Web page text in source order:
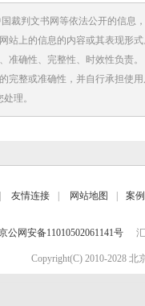
裁判文书网等依法公开的信息
站上的信息的内容或其表现形
准确性、完整性、时效性负责
完整或准确性，并自行承担使
理。
友情连接 网站地图 案
公网安备11010502061141号
Copyright(C) 2010-2028 北